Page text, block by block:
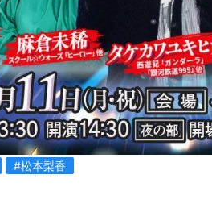
#松本梨香